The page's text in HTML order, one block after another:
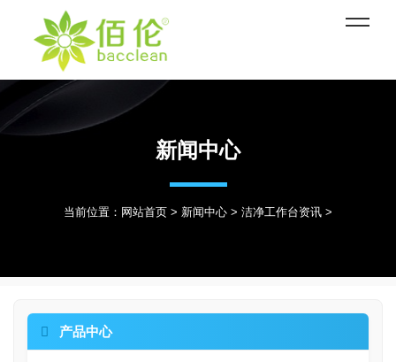
新闻中心
当前位置： 网站首页 > 新闻中心 > 洁净工作台资讯 >
 产品中心